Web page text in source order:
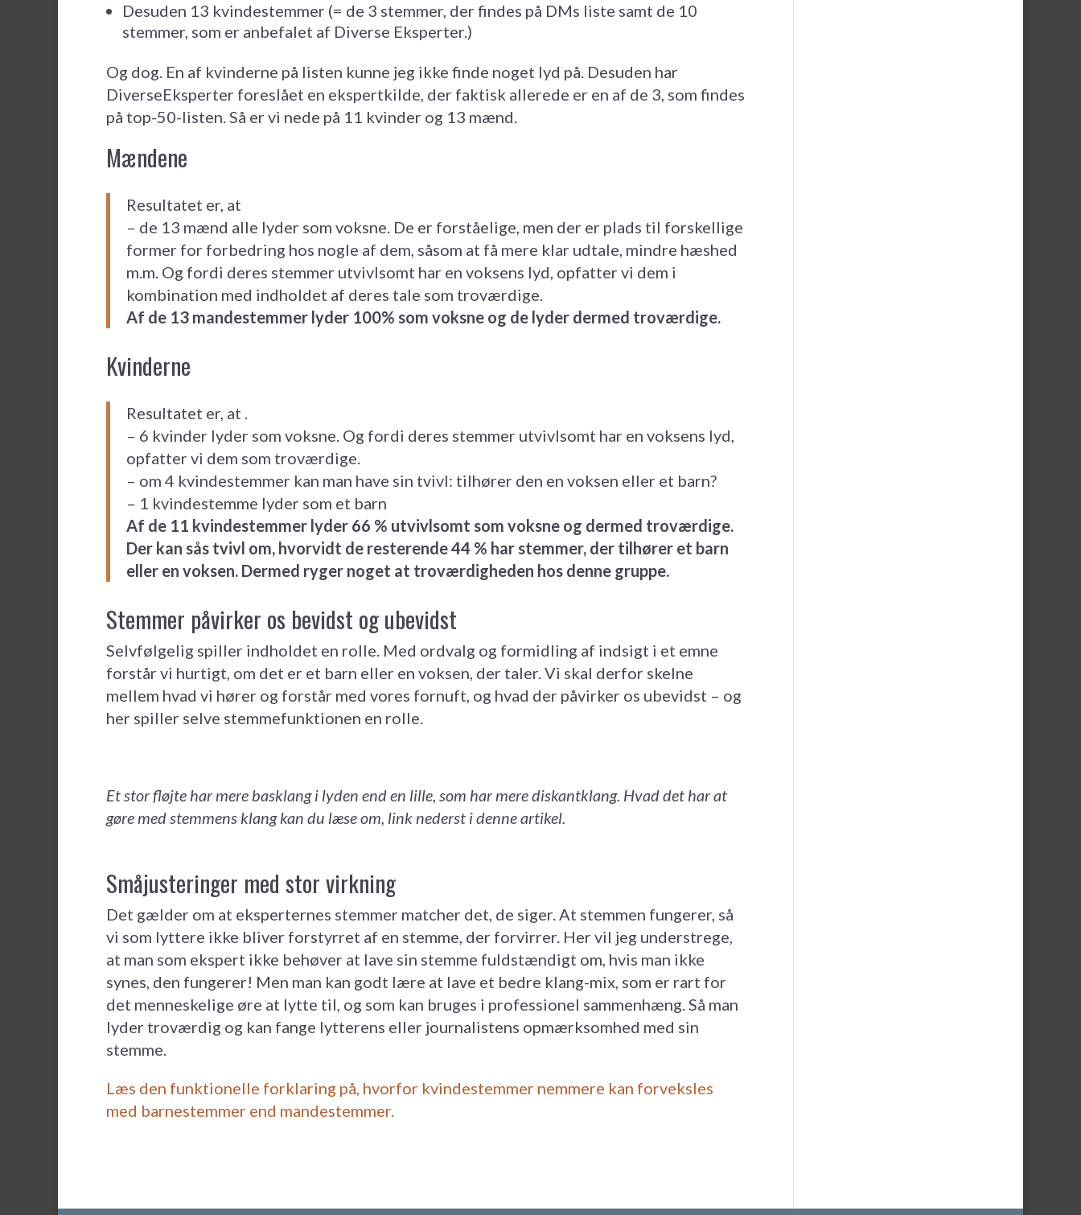
Desuden 13 kvindestemmer (= de 3 stemmer, der findes på DMs liste samt de 10
stemmer, som er anbefalet af Diverse Eksperter.)
Og dog. En af kvinderne på listen kunne jeg ikke finde noget lyd på. Desuden har
DiverseEksperter foreslået en ekspertkilde, der faktisk allerede er en af de 3, som findes
på top-50-listen. Så er vi nede på 11 kvinder og 13 mænd.
Mændene
Resultatet er, at
– de 13 mænd alle lyder som voksne. De er forståelige, men der er plads til forskellige
former for forbedring hos nogle af dem, såsom at få mere klar udtale, mindre hæshed
m.m. Og fordi deres stemmer utvivlsomt har en voksens lyd, opfatter vi dem i
kombination med indholdet af deres tale som troværdige.
Af de 13 mandestemmer lyder 100% som voksne og de lyder dermed troværdige.
Kvinderne
Resultatet er, at .
– 6 kvinder lyder som voksne. Og fordi deres stemmer utvivlsomt har en voksens lyd,
opfatter vi dem som troværdige.
– om 4 kvindestemmer kan man have sin tvivl: tilhører den en voksen eller et barn?
– 1 kvindestemme lyder som et barn
Af de 11 kvindestemmer lyder 66 % utvivlsomt som voksne og dermed troværdige.
Der kan sås tvivl om, hvorvidt de resterende 44 % har stemmer, der tilhører et barn
eller en voksen. Dermed ryger noget at troværdigheden hos denne gruppe.
Stemmer påvirker os bevidst og ubevidst
Selvfølgelig spiller indholdet en rolle. Med ordvalg og formidling af indsigt i et emne
forstår vi hurtigt, om det er et barn eller en voksen, der taler. Vi skal derfor skelne
mellem hvad vi hører og forstår med vores fornuft, og hvad der påvirker os ubevidst – og
her spiller selve stemmefunktionen en rolle.
Et stor fløjte har mere basklang i lyden end en lille, som har mere diskantklang. Hvad det har at
gøre med stemmens klang kan du læse om, link nederst i denne artikel.
Småjusteringer med stor virkning
Det gælder om at eksperternes stemmer matcher det, de siger. At stemmen fungerer, så
vi som lyttere ikke bliver forstyrret af en stemme, der forvirrer. Her vil jeg understrege,
at man som ekspert ikke behøver at lave sin stemme fuldstændigt om, hvis man ikke
synes, den fungerer! Men man kan godt lære at lave et bedre klang-mix, som er rart for
det menneskelige øre at lytte til, og som kan bruges i professionel sammenhæng. Så man
lyder troværdig og kan fange lytterens eller journalistens opmærksomhed med sin
stemme.
Læs den funktionelle forklaring på, hvorfor kvindestemmer nemmere kan forveksles
med barnestemmer end mandestemmer.